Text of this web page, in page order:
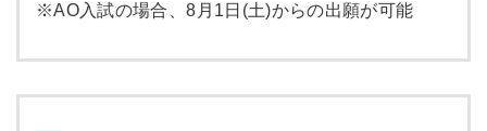
※AO入試の場合、8月1日(土)からの出願が可能